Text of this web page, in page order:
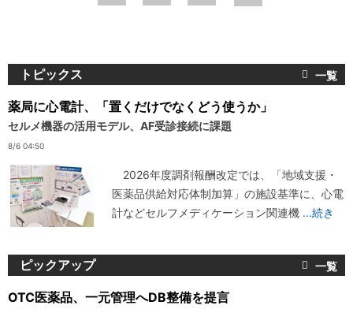
トピックス
薬局に心電計、「置くだけでなくどう使うか」
セルメ機器の活用モデル、AF受診接続に課題
8/6 04:50
2026年度調剤報酬改定では、「地域支援・
医薬品供給対応体制加算」の施設基準に、心電
計などセルフメディケーション関連機 ...続き
ピックアップ
OTC医薬品、一元管理へDB整備を提言